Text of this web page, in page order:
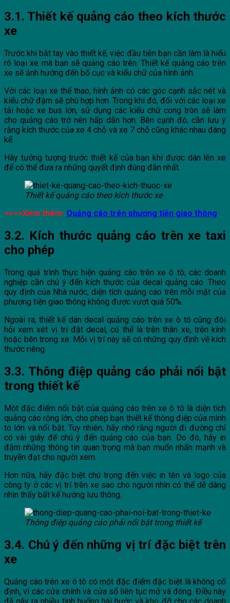
3.1. Thiết kế quảng cáo theo kích thước
xe
Trước khi bắt tay vào thiết kế, việc đầu tiên bạn cần làm là hiểu
rõ loại xe mà bạn sẽ quảng cáo trên. Thiết kế quảng cáo trên
xe sẽ ảnh hưởng đến bố cục và kiểu chữ của hình ảnh.
Với các loại xe thể thao, hình ảnh có các góc cạnh sắc nét và
kiểu chữ đậm sẽ phù hợp hơn. Trong khi đó, đối với các loại xe
tải hoặc xe bus lớn, sử dụng các kiểu chữ cong tròn sẽ làm
cho quảng cáo trở nên hấp dẫn hơn. Bên cạnh đó, cần lưu ý
rằng kích thước của xe 4 chỗ và xe 7 chỗ cũng khác nhau đáng
kể.
Hãy tưởng tượng trước thiết kế của bạn khi được dán lên xe
để có thể đưa ra những quyết định đúng đắn nhất.
Thiết kế quảng cáo theo kích thước xe
=>>>Xem thêm: Quảng cáo trên phương tiện giao thông
3.2. Kích thước quảng cáo trên xe taxi
cho phép
Trong quá trình thực hiện quảng cáo trên xe ô tô, các doanh
nghiệp cần chú ý đến kích thước của decal quảng cáo. Theo
quy định của Nhà nước, diện tích quảng cáo trên mỗi mặt của
phương tiện giao thông không được vượt quá 50%.
Ngoài ra, thiết kế dán decal quảng cáo trên xe ô tô cũng đòi
hỏi xem xét vị trí đặt decal, có thể là trên thân xe, trên kính
hoặc bên trong xe. Mỗi vị trí này sẽ có những quy định về kích
thước riêng.
3.3. Thông điệp quảng cáo phải nổi bật
trong thiết kế
Một đặc điểm nổi bật của quảng cáo trên xe ô tô là diện tích
quảng cáo rộng lớn, cho phép bạn thiết kế thông điệp của mình
to lớn và nổi bật. Tuy nhiên, hãy nhớ rằng người đi đường chỉ
có vài giây để chú ý đến quảng cáo của bạn. Do đó, hãy in
đậm những thông tin quan trọng mà bạn muốn nhấn mạnh và
truyền đạt cho người xem.
Hơn nữa, hãy đặc biệt chú trọng đến việc in tên và logo của
công ty ở các vị trí trên xe sao cho người nhìn có thể dễ dàng
nhìn thấy bất kể hướng lưu thông.
Thông điệp quảng cáo phải nổi bật trong thiết kế
3.4. Chú ý đến những vị trí đặc biệt trên
xe
Quảng cáo trên xe ô tô có một đặc điểm đặc biệt là không cố
định, vì các cửa chính và cửa sổ liên tục mở và đóng. Điều này
đã gây ra nhiều tình huống hài hước và khó đỡ cho các doanh